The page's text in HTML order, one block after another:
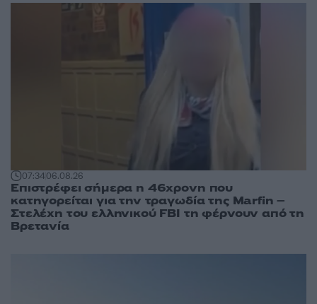
07:3406.08.26
Επιστρέφει σήμερα η 46χρονη που
κατηγορείται για την τραγωδία της Marfin –
Στελέχη του ελληνικού FBI τη φέρνουν από τη
Βρετανία